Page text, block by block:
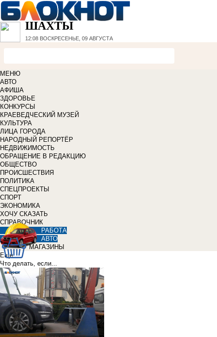
ШАХТЫ
12:08 ВОСКРЕСЕНЬЕ, 09 АВГУСТА
МЕНЮ
АВТО
АФИША
ЗДОРОВЬЕ
КОНКУРСЫ
КРАЕВЕДЧЕСКИЙ МУЗЕЙ
КУЛЬТУРА
ЛИЦА ГОРОДА
НАРОДНЫЙ РЕПОРТЁР
НЕДВИЖИМОСТЬ
ОБРАЩЕНИЕ В РЕДАКЦИЮ
ОБЩЕСТВО
ПРОИСШЕСТВИЯ
ПОЛИТИКА
СПЕЦПРОЕКТЫ
СПОРТ
ЭКОНОМИКА
ХОЧУ СКАЗАТЬ
СПРАВОЧНИК
РАБОТА
АВТО
МАГАЗИНЫ
Еще
Что делать, если...